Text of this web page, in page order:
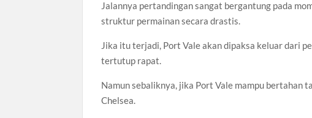
Jalannya pertandingan sangat bergantung pada
struktur permainan secara drastis.
Jika itu terjadi, Port Vale akan dipaksa keluar dari
tertutup rapat.
Namun sebaliknya, jika Port Vale mampu bertahan
Chelsea.